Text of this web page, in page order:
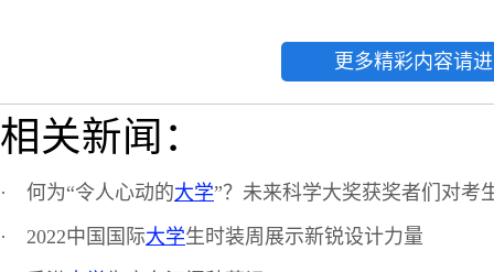
更多精彩内容请
相关新闻：
· 何为“令人心动的大学”？未来科学大奖获奖者们对考
· 2022中国国际大学生时装周展示新锐设计力量